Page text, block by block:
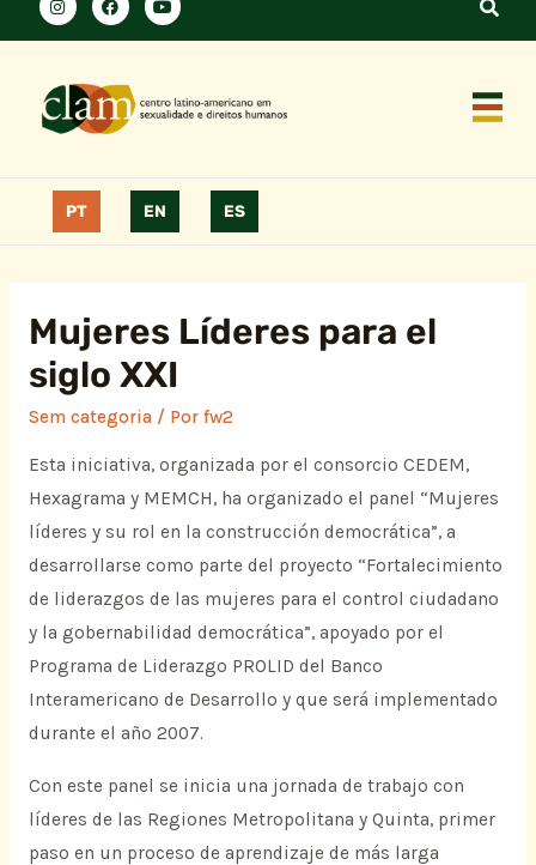
PT EN ES
Mujeres Líderes para el
siglo XXI
Sem categoria/ Por fw2
Esta iniciativa, organizada por el consorcio CEDEM,
Hexagrama y MEMCH, ha organizado el panel “Mujeres
líderes y su rol en la construcción democrática”, a
desarrollarse como parte del proyecto “Fortalecimiento
de liderazgos de las mujeres para el control ciudadano
y la gobernabilidad democrática”, apoyado por el
Programa de Liderazgo PROLID del Banco
Interamericano de Desarrollo y que será implementado
durante el año 2007.
Con este panel se inicia una jornada de trabajo con
líderes de las Regiones Metropolitana y Quinta, primer
paso en un proceso de aprendizaje de más larga